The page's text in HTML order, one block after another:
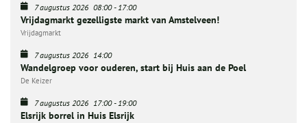
7 augustus 2026 08:00-17:00
Vrijdagmarkt gezelligste markt van Amstelveen!
Vrijdagmarkt
7 augustus 2026 14:00
Wandelgroep voor ouderen, start bij Huis aan de Poel
De Keizer
7 augustus 2026 17:00-19:00
Elsrijk borrel in Huis Elsrijk